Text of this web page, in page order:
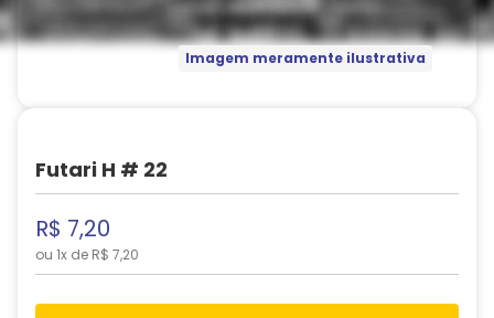
Imagem meramente ilustrativa
Futari H # 22
R$ 7,20
ou 1x de R$ 7,20